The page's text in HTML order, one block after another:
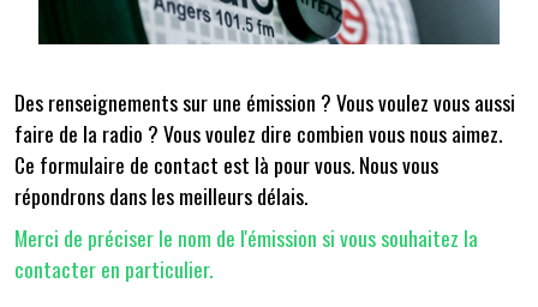
Des renseignements sur une émission ? Vous voulez vous aussi
faire de la radio ? Vous voulez dire combien vous nous aimez.
Ce formulaire de contact est là pour vous. Nous vous
répondrons dans les meilleurs délais.
Merci de préciser le nom de l'émission si vous souhaitez la
contacter en particulier.